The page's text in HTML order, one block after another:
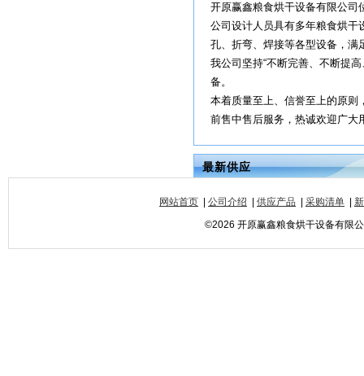
开原赢鑫粮食烘干设备有限公司
公司设计人员具有多年粮食烘干
孔、折弯、焊接等各型设备，满
我公司坚持“不断完善、不断提
备。
本着质量至上、信誉至上的原则
前售中售后服务，热诚欢迎广大
最新供应
网站首页 公司介绍 供应产品 采购清单
©2026 开原赢鑫粮食烘干设备有限